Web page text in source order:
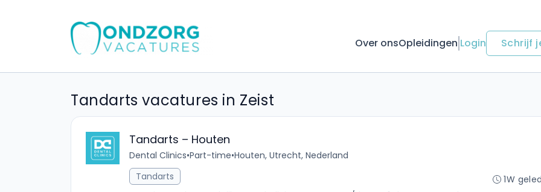
Over onsOpleidingen Login Schrijf
Tandarts vacatures in Zeist
Tandarts – Houten
Dental Clinics•Part-time•Houten, Utrecht, Nederland
Tandarts
1W